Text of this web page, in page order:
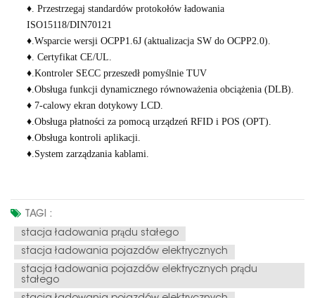
♦. Przestrzegaj standardów protokołów ładowania
ISO15118/DIN70121
♦.Wsparcie wersji OCPP1.6J (aktualizacja SW do OCPP2.0).
♦. Certyfikat CE/UL.
♦.Kontroler SECC przeszedł pomyślnie TUV
♦.Obsługa funkcji dynamicznego równoważenia obciążenia (DLB).
♦ 7-calowy ekran dotykowy LCD.
♦.Obsługa płatności za pomocą urządzeń RFID i POS (OPT).
♦.Obsługa kontroli aplikacji.
♦.System zarządzania kablami.
TAGI :
stacja ładowania prądu stałego
stacja ładowania pojazdów elektrycznych
stacja ładowania pojazdów elektrycznych prądu
stałego